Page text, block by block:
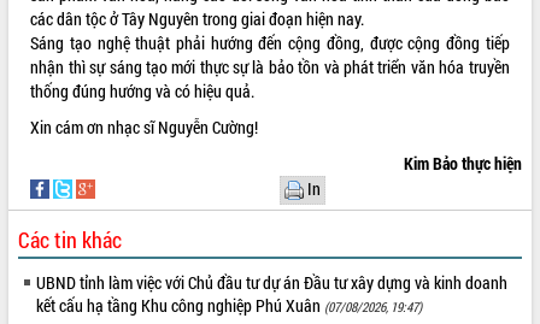
đai
Ứng dụng sinh trắc học - Bước tiến
trong hành trình chuyển đổi số tại Đắk
Lắk
Đắk Lắk nâng cao hiệu quả công tác
Đắk Lắk đẩy mạnh nuôi biển công
nghệ, hướng tới phát triển thủy sản
bền vững
Tập huấn nâng cao năng lực triển khai
chuyển đổi số cho cán bộ, công chức
cấp xã
các dân tộc ở Tây Nguyên trong giai đoạn hiện nay.
Sáng tạo nghệ thuật phải hướng đến cộng đồng, được cộng đồng tiếp
nhận thì sự sáng tạo mới thực sự là bảo tồn và phát triển văn hóa truyền
thống đúng hướng và có hiệu quả.
Xin cám ơn nhạc sĩ Nguyễn Cường!
Kim Bảo thực hiện
In
Các tin khác
UBND tỉnh làm việc với Chủ đầu tư dự án Đầu tư xây dựng và kinh doanh
kết cấu hạ tầng Khu công nghiệp Phú Xuân (07/08/2026, 19:47)